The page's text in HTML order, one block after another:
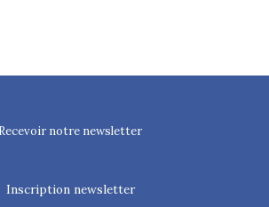
Recevoir notre newsletter
Inscription newsletter